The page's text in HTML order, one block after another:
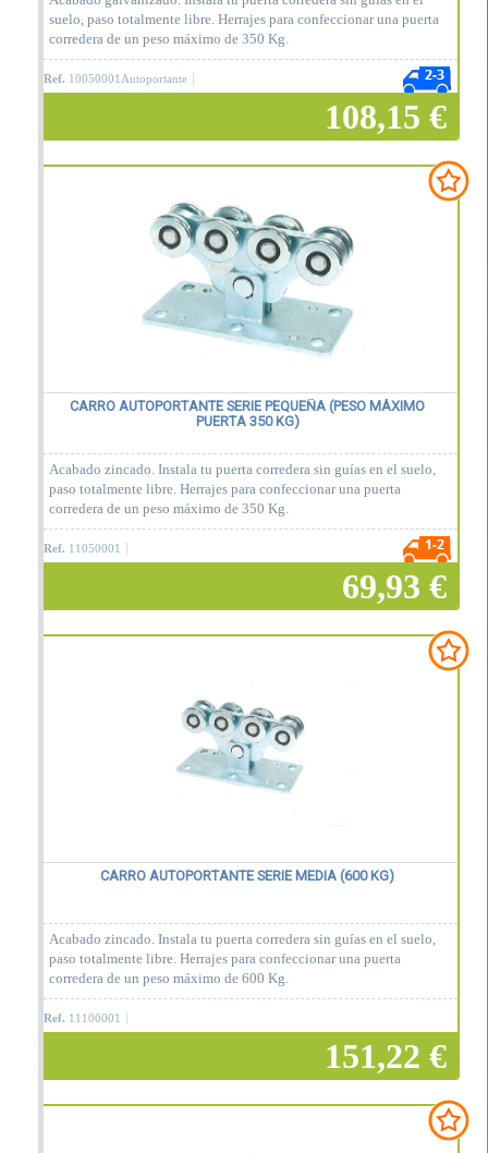
suelo, paso totalmente libre. Herrajes para confeccionar una puerta
corredera de un peso máximo de 350 Kg.
Ref. 10050001Autoportante
108,15 €
Añadir a la cesta
CARRO AUTOPORTANTE SERIE PEQUEÑA (PESO MÁXIMO
PUERTA 350 KG)
Acabado zincado. Instala tu puerta corredera sin guías en el suelo,
paso totalmente libre. Herrajes para confeccionar una puerta
corredera de un peso máximo de 350 Kg.
Ref. 11050001
69,93 €
CARRO AUTOPORTANTE SERIE MEDIA (600 KG)
Acabado zincado. Instala tu puerta corredera sin guías en el suelo,
paso totalmente libre. Herrajes para confeccionar una puerta
corredera de un peso máximo de 600 Kg.
Ref. 11100001
151,22 €